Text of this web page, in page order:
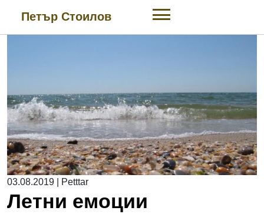
content
Петър Стоилов
03.08.2019 Petttar
Летни емоции